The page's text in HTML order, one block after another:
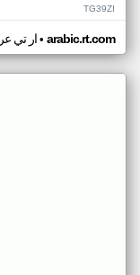
TG39ZI
ار تي• arabic.rt.com